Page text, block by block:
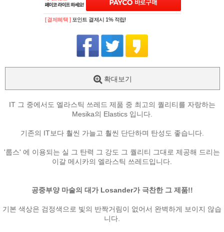
[ 결제혜택 ] 포인트 결제시 1% 적립!
확대보기
IT 그 중에서도 엘라스틱 쓰레드 제품 중 최고의 퀄리티를 자랑하는
Mesika의 Elastics 입니다.
기존의 IT보다 훨씬 가늘고 훨씬 단단하며 탄성도 좋습니다.
'룹스' 에 이용되는 실 그 탄력 그 강도 그 퀄리티 그대로 제공해 드리는
이갈 메시카의 엘라스틱 쓰레드입니다.
공중부양 마술의 대가 Losander가 극찬한 그 제품!!
기본 색상은 검정색으로 빛의 반짝거림이 없어서 완벽하게 보이지 않습
니다.